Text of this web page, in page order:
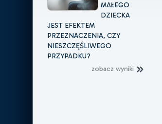
MAŁEGO
DZIECKA
JEST EFEKTEM
PRZEZNACZENIA, CZY
NIESZCZĘŚLIWEGO
PRZYPADKU?
zobacz wyniki